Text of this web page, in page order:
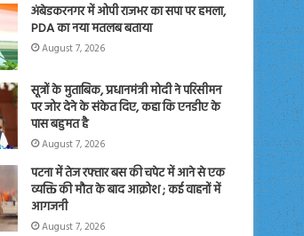
अंबेडकरनगर में ओपी राजभर का सपा पर हमला,
PDA का नया मतलब बताया
August 7, 2026
सूत्रों के मुताबिक, प्रधानमंत्री मोदी ने परिसीमन
पर जोर देने के संकेत दिए, कहा कि एनडीए के
पास बहुमत है
August 7, 2026
पटना में तेज रफ्तार बस की चपेट में आने से एक
व्यक्ति की मौत के बाद आक्रोश ; कई वाहनों में
आगजनी
August 7, 2026